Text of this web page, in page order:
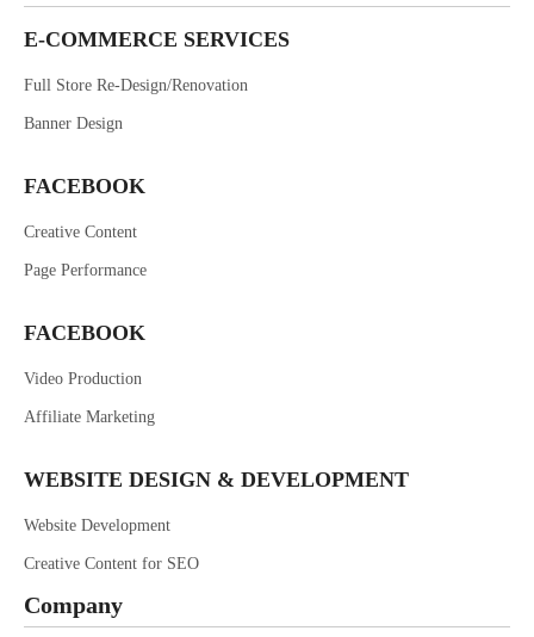
E-COMMERCE SERVICES
Full Store Re-Design/Renovation
Banner Design
FACEBOOK
Creative Content
Page Performance
FACEBOOK
Video Production
Affiliate Marketing
WEBSITE DESIGN & DEVELOPMENT
Website Development
Creative Content for SEO
Company